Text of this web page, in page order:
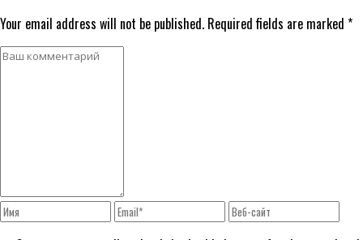
Your email address will not be published. Required fields are marked *